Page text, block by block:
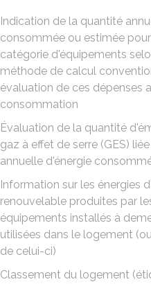
Indication de la quantité
consommée ou estimée
catégorie d'équipements
méthode de calcul
évaluation de ces dépenses
consommation
Évaluation de la quantité
gaz à effet de serre (GES)
annuelle d'énergie
Information sur les énergies
renouvelable produites par
équipements installés à
utilisées dans le logement
de celui-ci)
Classement du logement